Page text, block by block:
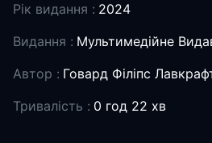
Рік видання : 2024
Видання : Мультимедійне
Автор : Говард Філіпс
Тривалість : 0 год 22 хв